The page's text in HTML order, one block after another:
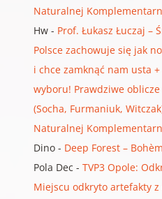
Naturalnej
Hw- Prof. Łukasz Łuczaj –
Polsce zachowuje się jak
i chce zamknąć nam usta
wyboru! Prawdziwe
(Socha, Furmaniuk,
Naturalnej
Dino- Deep Forest –
Pola Dec - TVP3 Opole:
Miejscu odkryto artefakty